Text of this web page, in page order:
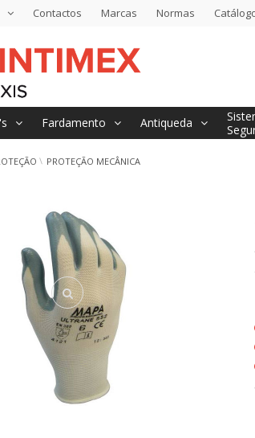
Contactos Marcas Normas
Fardamento Antiqueda
PROTEÇÃO MECÂNICA